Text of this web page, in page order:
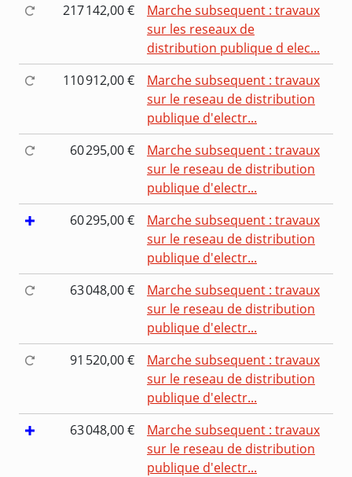
217 142,00 €
Marche subsequent : travaux
sur les reseaux de
distribution publique d elec...
110 912,00 €
Marche subsequent : travaux
sur le reseau de distribution
publique d'electr...
60 295,00 €
Marche subsequent : travaux
sur le reseau de distribution
publique d'electr...
60 295,00 €
Marche subsequent : travaux
sur le reseau de distribution
publique d'electr...
63 048,00 €
Marche subsequent : travaux
sur le reseau de distribution
publique d'electr...
91 520,00 €
Marche subsequent : travaux
sur le reseau de distribution
publique d'electr...
63 048,00 €
Marche subsequent : travaux
sur le reseau de distribution
publique d'electr...